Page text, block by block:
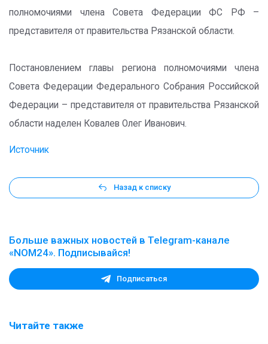
полномочиями члена Совета Федерации ФС РФ –
представителя от правительства Рязанской области.
Постановлением главы региона полномочиями члена
Совета Федерации Федерального Собрания Российской
Федерации – представителя от правительства Рязанской
области наделен Ковалев Олег Иванович.
Источник
Назад к списку
Больше важных новостей в Telegram-канале
«NOM24». Подписывайся!
Подписаться
Читайте также